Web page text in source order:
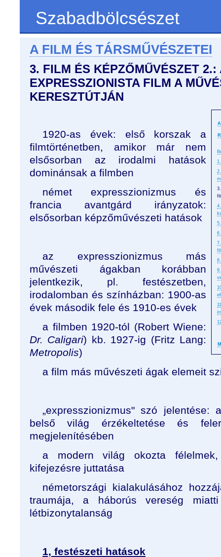
Szabadbölcsészet
A FILM ÉS TÁRSMŰVÉSZETEI
3. FILM ÉS KÉPZŐMŰVÉSZET 2.:
EXPRESSZIONISTA FILM A
KERESZTÚTJÁN
1920-as évek: első korszak a
filmtörténetben, amikor már nem
elsősorban az irodalmi hatások
dominánsak a filmben
német expresszionizmus és
francia avantgárd irányzatok:
elsősorban képzőművészeti hatások
az expresszionizmus más
művészeti ágakban korábban
jelentkezik, pl. festészetben,
irodalomban és színházban: 1900-as
évek második fele és 1910-es évek
a filmben 1920-tól (Robert Wiene:
Dr. Caligari) kb. 1927-ig (Fritz Lang:
Metropolis)
a film más művészeti ágak elemeit
„expresszionizmus" szó jelentése:
belső világ érzékeltetése és
megjelenítésében
a modern világ okozta félelmek,
kifejezésre juttatása
németországi kialakulásához
traumája, a háborús vereség
létbizonytalanság
1, festészeti hatások